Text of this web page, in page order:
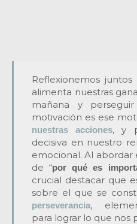
Reflexionemos
alimenta nuestras
mañana y
motivación es ese
nuestras acciones, y
decisiva en nuestro
emocional. Al
de “por qué es
crucial destacar que
sobre el que se
perseverancia,
para lograr lo que nos